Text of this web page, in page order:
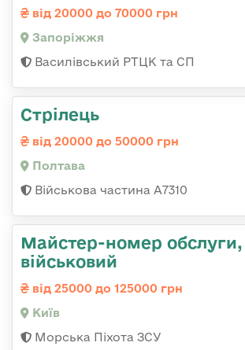
від 20000 до 70000 грн
Запоріжжя
Василівський РТЦК та СП
Стрілець
від 20000 до 50000 грн
Полтава
Військова частина А7310
Майстеp-номеp обслуги,
військовий
від 25000 до 125000 грн
Київ
Морська Піхота ЗСУ